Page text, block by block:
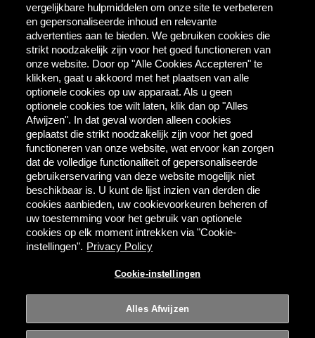
Contact
AB InBev
Direct Contact
Tools & Partners
Downloadcentrum
TaDa - digitale coupons
BEES Delivery - dranken
groothandel
Direct bestellen
MYBEES.BE
Gebruiksvoorwaarden
Privacy Cookie-instellingen
© 2026 AB InBev | Alle rechten voorbehouden
vergelijkbare hulpmiddelen om onze site te verbeteren
en gepersonaliseerde inhoud en relevante
advertenties aan te bieden. We gebruiken cookies die
strikt noodzakelijk zijn voor het goed functioneren van
onze website. Door op "Alle Cookies Accepteren" te
klikken, gaat u akkoord met het plaatsen van alle
optionele cookies op uw apparaat. Als u geen
optionele cookies toe wilt laten, klik dan op "Alles
Afwijzen". In dat geval worden alleen cookies
geplaatst die strikt noodzakelijk zijn voor het goed
functioneren van onze website, wat ervoor kan zorgen
dat de volledige functionaliteit of gepersonaliseerde
gebruikerservaring van deze website mogelijk niet
beschikbaar is. U kunt de lijst inzien van derden die
cookies aanbieden, uw cookievoorkeuren beheren of
uw toestemming voor het gebruik van optionele
cookies op elk moment intrekken via "Cookie-
instellingen". Privacy Policy
Cookie-instellingen
Alles Afwijzen